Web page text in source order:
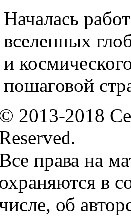
Началась
вселенных
и
пошаговой
2013-2018
права на
в
об